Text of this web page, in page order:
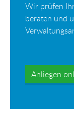
Wir prüfen
beraten und
Anliegen